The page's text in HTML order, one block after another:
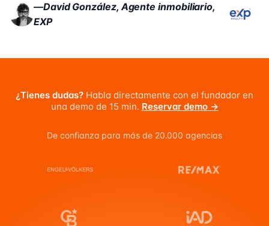
—David González,Agente inmobiliario,
EXP
¿Tienes dudas? Habla directamente con el fundador en
una demo de 15 min. Reservar demo→
De confianza para más de 20.000 agencias